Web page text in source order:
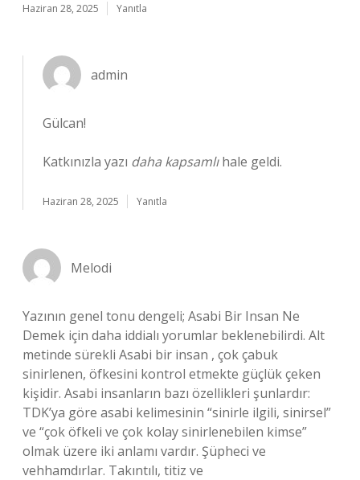
Haziran 28, 2025 Yanıtla
admin
Gülcan!
Katkınızla yazı daha kapsamlıhale geldi.
Haziran 28, 2025 Yanıtla
Melodi
Yazının genel tonu dengeli; Asabi Bir Insan Ne
Demek için daha iddialı yorumlar beklenebilirdi. Alt
metinde sürekli Asabi bir insan , çok çabuk
sinirlenen, öfkesini kontrol etmekte güçlük çeken
kişidir. Asabi insanların bazı özellikleri şunlardır:
TDK’ya göre asabi kelimesinin “sinirle ilgili, sinirsel”
ve “çok öfkeli ve çok kolay sinirlenebilen kimse”
olmak üzere iki anlamı vardır. Şüpheci ve
vehhamdırlar. Takıntılı, titiz ve